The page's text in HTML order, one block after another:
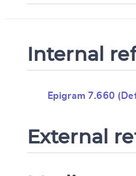
Internal
Epigram 7.660
External